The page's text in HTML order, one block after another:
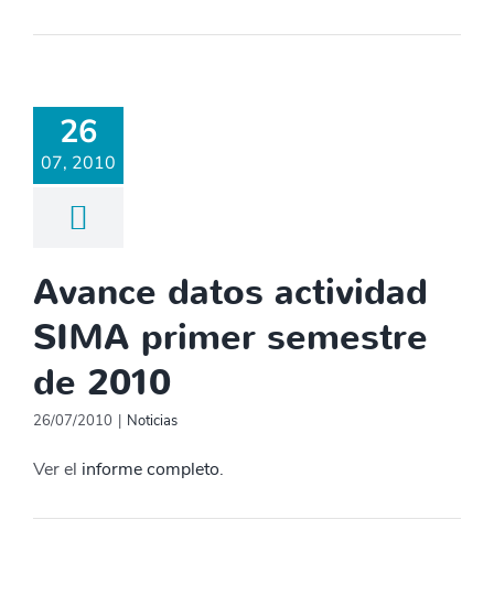
26
07, 2010
Avance datos actividad
SIMA primer semestre
de 2010
26/07/2010 | Noticias
Ver el informe completo.